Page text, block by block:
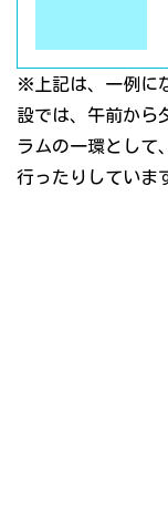
※上記は、一例に
設では、午前から
ラムの一環として
行ったりしていま